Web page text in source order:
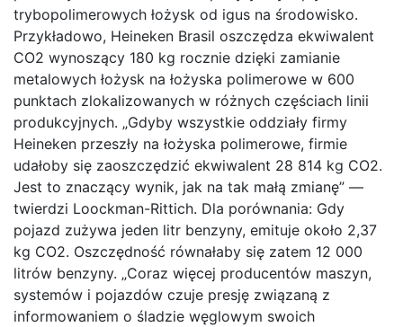
trybopolimerowych łożysk od igus na środowisko.
Przykładowo, Heineken Brasil oszczędza ekwiwalent
CO2 wynoszący 180 kg rocznie dzięki zamianie
metalowych łożysk na łożyska polimerowe w 600
punktach zlokalizowanych w różnych częściach linii
produkcyjnych. „Gdyby wszystkie oddziały firmy
Heineken przeszły na łożyska polimerowe, firmie
udałoby się zaoszczędzić ekwiwalent 28 814 kg CO2.
Jest to znaczący wynik, jak na tak małą zmianę” —
twierdzi Loockman-Rittich. Dla porównania: Gdy
pojazd zużywa jeden litr benzyny, emituje około 2,37
kg CO2. Oszczędność równałaby się zatem 12 000
litrów benzyny. „Coraz więcej producentów maszyn,
systemów i pojazdów czuje presję związaną z
informowaniem o śladzie węglowym swoich